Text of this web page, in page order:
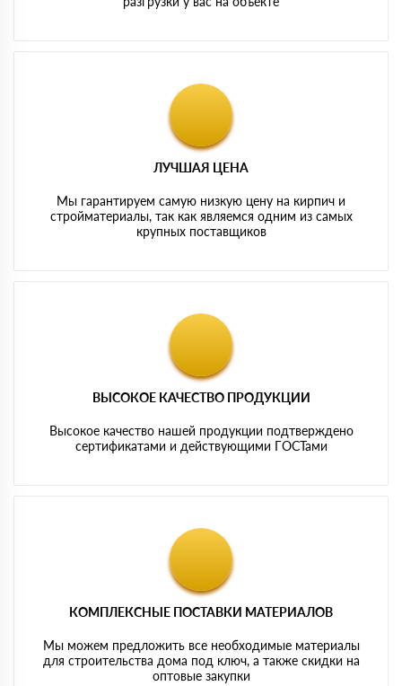
ЛУЧШАЯ ЦЕНА
Мы гарантируем самую низкую цену на кирпич и
стройматериалы, так как являемся одним из самых
крупных поставщиков
ВЫСОКОЕ КАЧЕСТВО ПРОДУКЦИИ
Высокое качество нашей продукции подтверждено
сертификатами и действующими ГОСТами
КОМПЛЕКСНЫЕ ПОСТАВКИ МАТЕРИАЛОВ
Мы можем предложить все необходимые материалы
для строительства дома под ключ, а также скидки на
оптовые закупки